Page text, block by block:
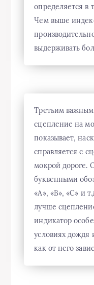
определяется в
Чем выше
выдерживать
Третьим важным
сцепление на
показывает,
справляется с
мокрой дороге.
буквенными
«A», «B», «C» и
лучше
индикатор
условиях дождя
как от него